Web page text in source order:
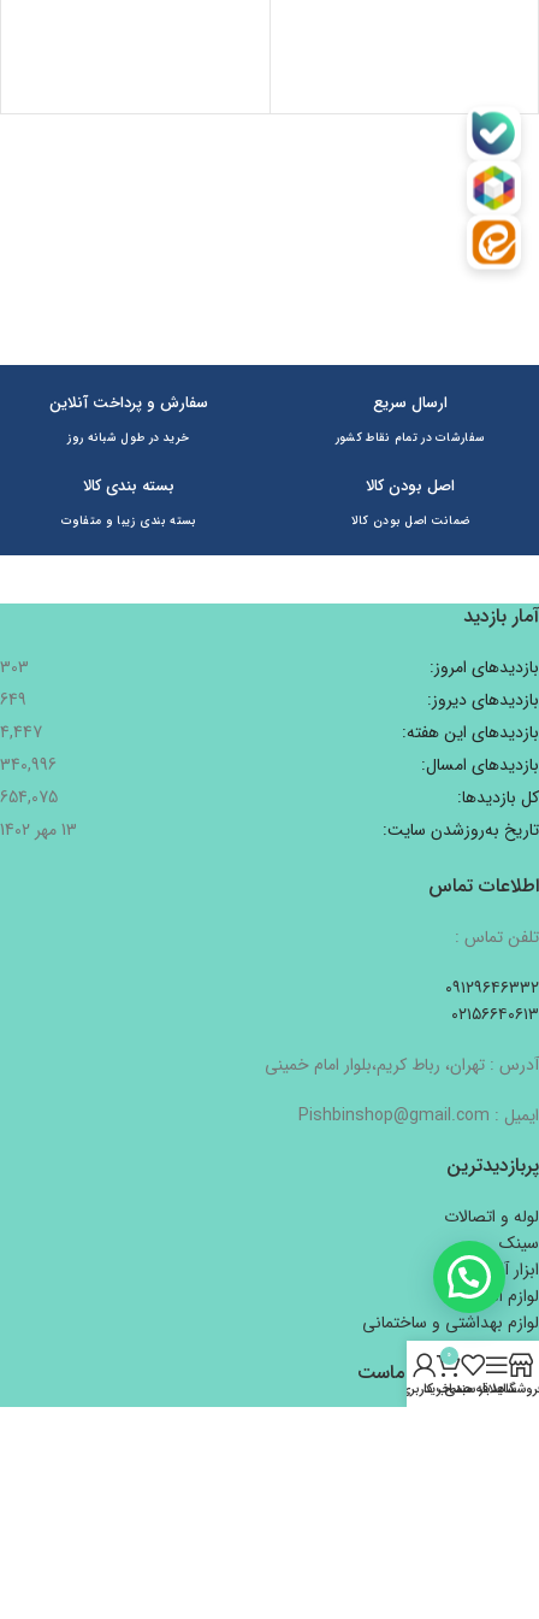
ارسال سریع
سفارشات در تمام نقاط کشور
سفارش و پرداخت آنلاین
خرید در طول شبانه روز
اصل بودن کالا
ضمانت اصل بودن کالا
بسته بندی کالا
بسته بندی زیبا و متفاوت
آمار بازدید
بازدیدهای امروز:
303
بازدیدهای دیروز:
649
بازدیدهای این هفته:
4,447
بازدیدهای امسال:
340,996
کل بازدیدها:
654,075
تاریخ به‌روزشدن سایت:
13 مهر 1402
اطلاعات تماس
تلفن تماس :
۰۹۱۲۹۶۴۶۳۳۲
۰۲۱۵۶۶۴۰۶۱۳
آدرس : تهران، رباط کریم،بلوار امام خمینی
ایمیل : Pishbinshop@gmail.com
پربازدیدترین
لوله و اتصالات
سینک
ابزار آلات دستی
لوازم الکتریکی
لوازم بهداشتی و ساختمانی
اعتماد شما افتخار ماست
سایدبار
علاقه مندی
0
سبد خرید
حساب کاربری من